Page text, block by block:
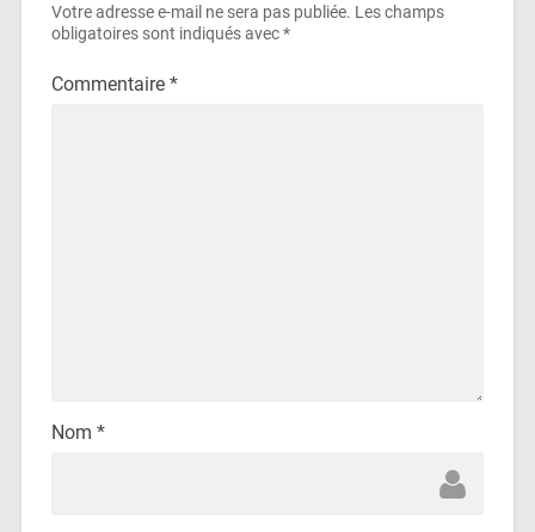
Votre adresse e-mail ne sera pas publiée. Les champs
obligatoires sont indiqués avec*
Commentaire *
Nom *